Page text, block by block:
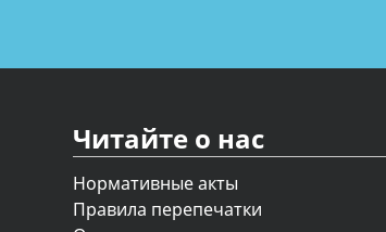
Читайте о нас
Нормативные акты
Правила перепечатки